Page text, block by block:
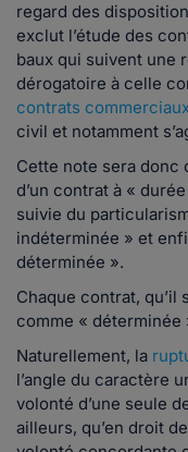
regard des
exclut l’étude des
baux qui suivent une
dérogatoire à celle
contrats
civil et notamment
Cette note sera donc
d’un contrat à «
suivie du
indéterminée » et
déterminée ».
Chaque contrat, qu’il
comme « déterminée
Naturellement, la
l’angle du caractère
volonté d’une seule
ailleurs, qu’en droit